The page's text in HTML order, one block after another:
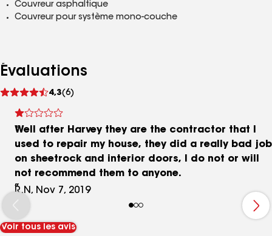
Couvreur asphaltique
Couvreur pour système mono-couche
Évaluations
4,3(6)
les
avis
Well after Harvey they are the contractor that I
used to repair my house, they did a really bad job
on sheetrock and interior doors, I do not or will
not recommend them to anyone.
R.N, Nov 7, 2019
Voir tous les avis